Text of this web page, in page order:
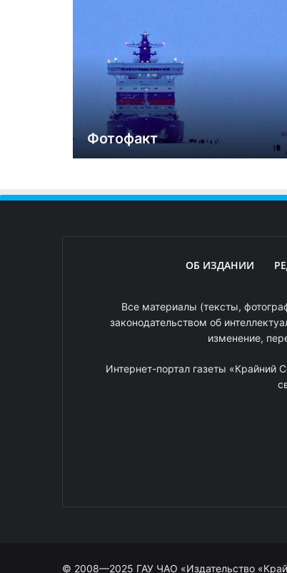
Фотофакт
ОБ ИЗДАНИИ
Все материалы (тексты,
законодательством об
изменение,
Интернет-портал газеты
© 2008—2025 ГАУ ЧАО «Издательство